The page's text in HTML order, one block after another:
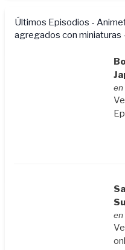
Últimos Episodios -
agregados con miniaturas
en
en